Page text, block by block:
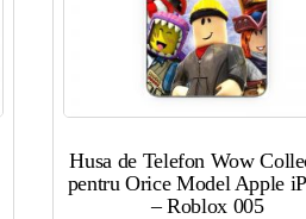
Husa de Telefon Wow
pentru Orice Model Apple
– Roblox 005